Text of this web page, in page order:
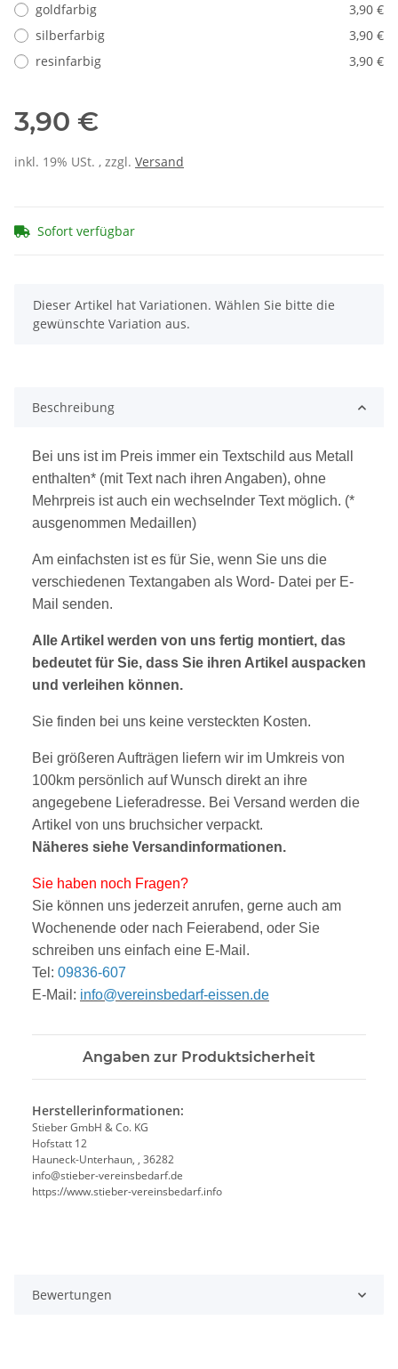
goldfarbig
3,90 €
silberfarbig
3,90 €
resinfarbig
3,90 €
3,90 €
inkl. 19% USt. , zzgl. Versand
Sofort verfügbar
x
Dieser Artikel hat Variationen. Wählen Sie bitte die
gewünschte Variation aus.
Beschreibung
Bei uns ist im Preis immer ein Textschild aus Metall
enthalten* (mit Text nach ihren Angaben), ohne
Mehrpreis ist auch ein wechselnder Text möglich. (*
ausgenommen Medaillen)
Am einfachsten ist es für Sie, wenn Sie uns die
verschiedenen Textangaben als Word- Datei per E-
Mail senden.
Alle Artikel werden von uns fertig montiert, das
bedeutet für Sie, dass Sie ihren Artikel auspacken
und verleihen können.
Sie finden bei uns keine versteckten Kosten.
Bei größeren Aufträgen liefern wir im Umkreis von
100km persönlich auf Wunsch direkt an ihre
angegebene Lieferadresse. Bei Versand werden die
Artikel von uns bruchsicher verpackt.
Näheres siehe Versandinformationen.
Sie haben noch Fragen?
Sie können uns jederzeit anrufen, gerne auch am
Wochenende oder nach Feierabend, oder Sie
schreiben uns einfach eine E-Mail.
Tel: 09836-607
E-Mail: info@vereinsbedarf-eissen.de
Angaben zur Produktsicherheit
Herstellerinformationen:
Stieber GmbH & Co. KG
Hofstatt 12
Hauneck-Unterhaun, , 36282
info@stieber-vereinsbedarf.de
https://www.stieber-vereinsbedarf.info
Bewertungen